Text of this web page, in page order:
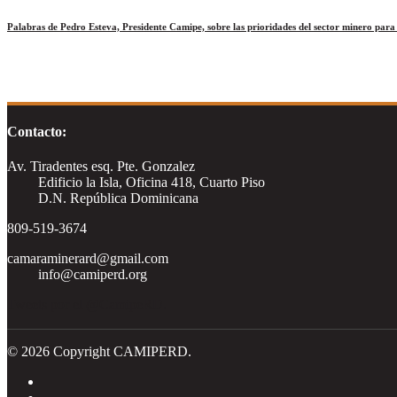
Palabras de Pedro Esteva, Presidente Camipe, sobre las prioridades del sector minero
Contacto:
Av. Tiradentes esq. Pte. Gonzalez
Edificio la Isla, Oficina 418, Cuarto Piso
D.N. República Dominicana
809-519-3674
camaraminerard@gmail.com
info@camiperd.org
© 2026 Copyright CAMIPERD.